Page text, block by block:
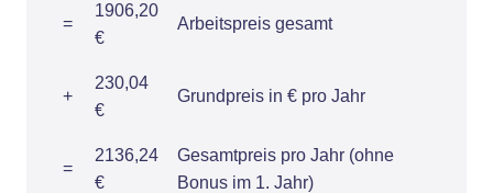
=
1906,20
€
Arbeitspreis gesamt
+
230,04
€
Grundpreis in € pro Jahr
=
2136,24
€
Gesamtpreis pro Jahr (ohne
Bonus im 1. Jahr)